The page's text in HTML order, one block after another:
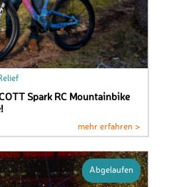
Spark RC Mountainbike
mehr erfahren >
Abgelaufen